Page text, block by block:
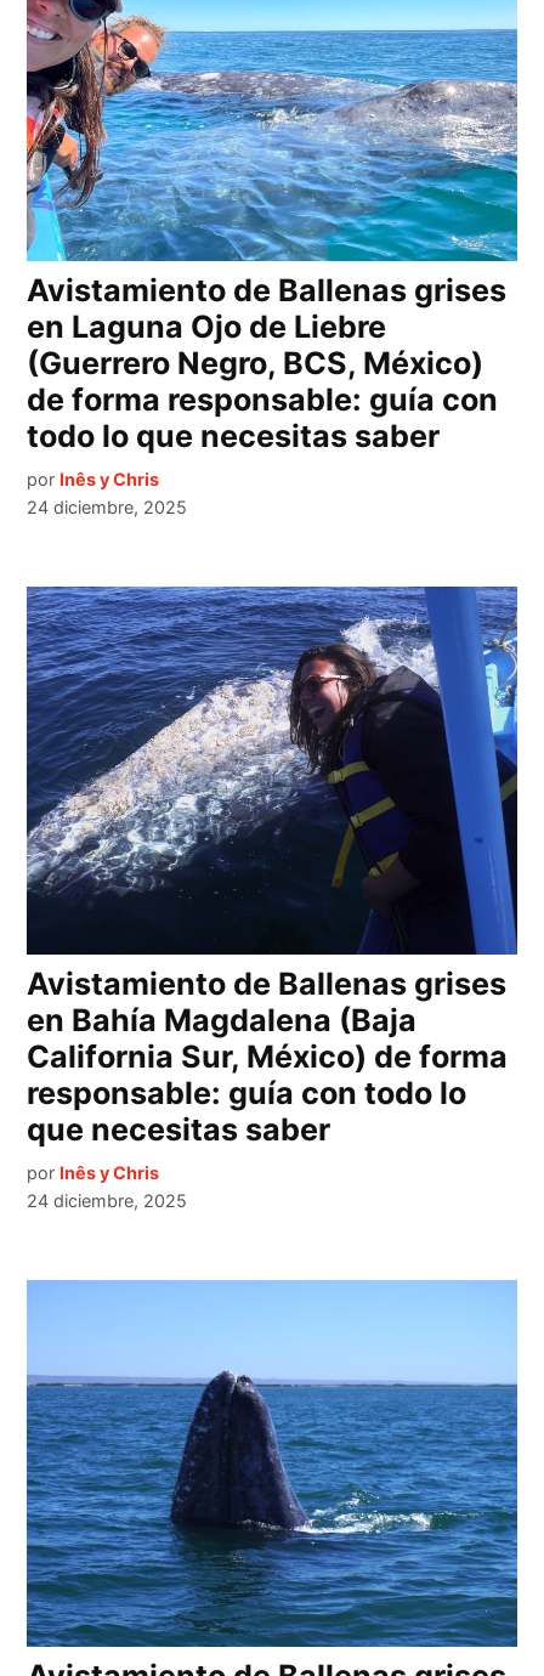
Avistamiento de Ballenas grises
en Laguna Ojo de Liebre
(Guerrero Negro, BCS, México)
de forma responsable: guía con
todo lo que necesitas saber
por Inês y Chris
24 diciembre, 2025
Avistamiento de Ballenas grises
en Bahía Magdalena (Baja
California Sur, México) de forma
responsable: guía con todo lo
que necesitas saber
por Inês y Chris
24 diciembre, 2025